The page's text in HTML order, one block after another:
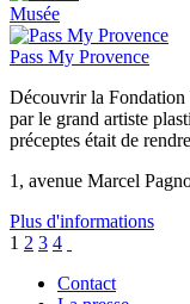
Musée
Pass My Provence
Découvrir la Fondation
par le grand artiste
préceptes était de
1, avenue Marcel
Plus d'informations
1 2 3 4
Contact